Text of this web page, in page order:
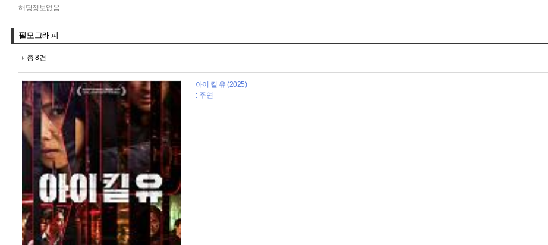
해당정보없음
필모그래피
총 8건
아이 킬 유 (2025)
: 주연